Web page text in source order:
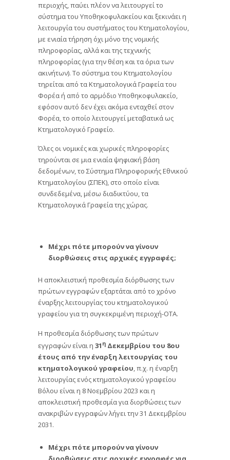
περιοχής, παύει πλέον να λειτουργεί το
σύστημα του Υποθηκοφυλακείου και ξεκινάει η
λειτουργία του συστήματος του Κτηματολογίου,
με ενιαία τήρηση όχι μόνο της νομικής
πληροφορίας, αλλά και της τεχνικής
πληροφορίας (για την θέση και τα όρια των
ακινήτων). Το σύστημα του Κτηματολογίου
τηρείται από τα Κτηματολογικά Γραφεία του
Φορέα ή από το αρμόδιο Υποθηκοφυλακείο,
εφόσον αυτό δεν έχει ακόμα ενταχθεί στον
Φορέα, το οποίο λειτουργεί μεταβατικά ως
Κτηματολογικό Γραφείο.
Όλες οι νομικές και χωρικές πληροφορίες
τηρούνται σε μια ενιαία ψηφιακή βάση
δεδομένων, το Σύστημα Πληροφορικής Εθνικού
Κτηματολογίου (ΣΠΕΚ), στο οποίο είναι
συνδεδεμένα, μέσω διαδικτύου, τα
Κτηματολογικά Γραφεία της χώρας.
Μέχρι πότε μπορούν να γίνουν
διορθώσεις στις αρχικές εγγραφές;
Η αποκλειστική προθεσμία διόρθωσης των
πρώτων εγγραφών εξαρτάται από το χρόνο
έναρξης λειτουργίας του κτηματολογικού
γραφείου για τη συγκεκριμένη περιοχή-ΟΤΑ.
Η προθεσμία διόρθωσης των πρώτων
εγγραφών είναι η 31 η Δεκεμβρίου του 8ου
έτους από την έναρξη λειτουργίας του
κτηματολογικού γραφείου , π.χ. η έναρξη
λειτουργίας ενός κτηματολογικού γραφείου
Βόλου είναι η 8 Νοεμβρίου 2023 και η
αποκλειστική προθεσμία για διορθώσεις των
ανακριβών εγγραφών λήγει την 31 Δεκεμβρίου
2031.
Μέχρι πότε μπορούν να γίνουν
διορθώσεις στις αρχικές εγγραφές για